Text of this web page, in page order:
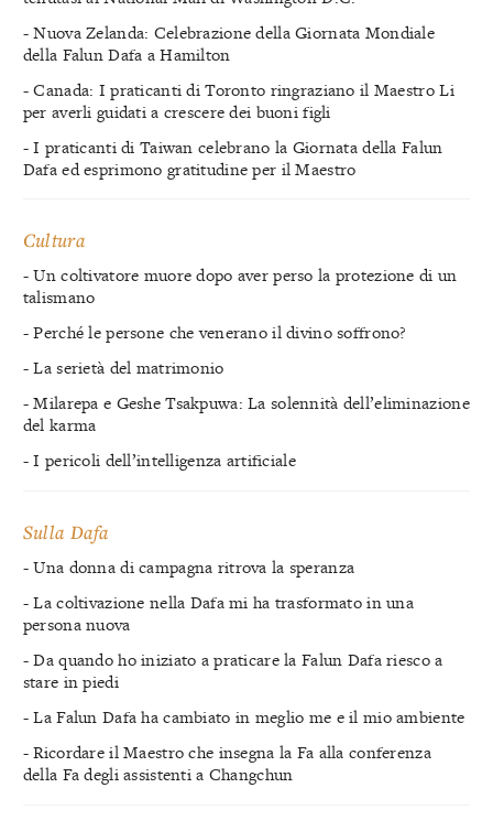
- Nuova Zelanda: Celebrazione della Giornata Mondiale
della Falun Dafa a Hamilton
- Canada: I praticanti di Toronto ringraziano il Maestro Li
per averli guidati a crescere dei buoni figli
- I praticanti di Taiwan celebrano la Giornata della Falun
Dafa ed esprimono gratitudine per il Maestro
Cultura
- Un coltivatore muore dopo aver perso la protezione di un
talismano
- Perché le persone che venerano il divino soffrono?
- La serietà del matrimonio
- Milarepa e Geshe Tsakpuwa: La solennità dell’eliminazione
del karma
- I pericoli dell’intelligenza artificiale
Sulla Dafa
- Una donna di campagna ritrova la speranza
- La coltivazione nella Dafa mi ha trasformato in una
persona nuova
- Da quando ho iniziato a praticare la Falun Dafa riesco a
stare in piedi
- La Falun Dafa ha cambiato in meglio me e il mio ambiente
- Ricordare il Maestro che insegna la Fa alla conferenza
della Fa degli assistenti a Changchun